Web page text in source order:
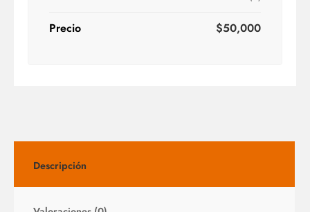
Precio $50,000
Descripción